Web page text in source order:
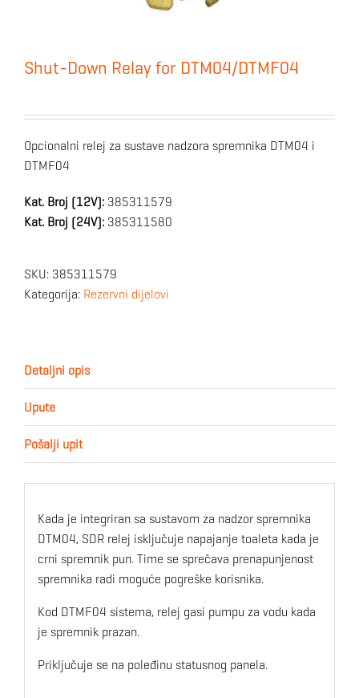
Shut-Down Relay for DTM04/DTMF04
Opcionalni relej za sustave nadzora spremnika DTM04 i
DTMF04
Kat. Broj (12V): 385311579
Kat. Broj (24V): 385311580
SKU: 385311579
Kategorija: Rezervni dijelovi
Detaljni opis
Upute
Pošalji upit
Kada je integriran sa sustavom za nadzor spremnika
DTM04, SDR relej isključuje napajanje toaleta kada je
crni spremnik pun. Time se sprečava prenapunjenost
spremnika radi moguće pogreške korisnika.
Kod DTMF04 sistema, relej gasi pumpu za vodu kada
je spremnik prazan.
Priključuje se na poleđinu statusnog panela.